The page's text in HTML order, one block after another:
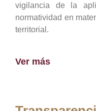
vigilancia de la
normatividad en
territorial.
Ver más